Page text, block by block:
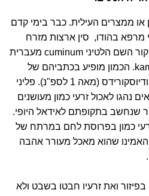
ממצרים העילית. כבר בימי קדם
מרפא בהודו, סין ארצות מזרח
הים התיכון והסהר הפורה. מקור השם הלטיני cuminum מעברית
(כמון) ומאכדית עתיקה-kamunu. הכמון מופיע בכתביהם של
היפוקרטס (מאה 5 לפנה"ס) ודיוסקורידס (מאה 1 לספ"נ). פליני
נהגו לאכול זרעי כמון מעושנים
שנחשב בתקופתם לאידאל היופי.
זרעי כמון בפרוסת לחם במרתח של
האמינו שהוא מאכל מעורר אהבה
בפיזור ואת זרעיו חבטו בשבט ולא